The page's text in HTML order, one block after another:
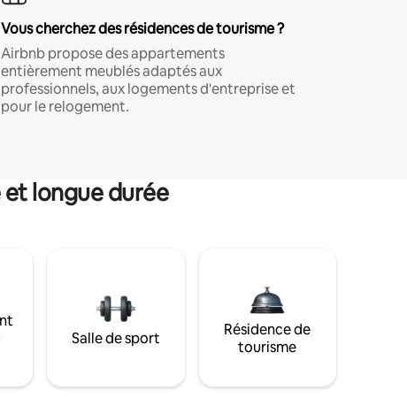
Vous cherchez des résidences de tourisme ?
Airbnb propose des appartements
entièrement meublés adaptés aux
professionnels, aux logements d'entreprise et
pour le relogement.
longue durée
Salle de sport
Résidence de
tourisme